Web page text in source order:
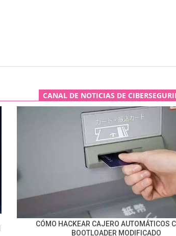
CANAL DE NOTICIAS DE
CÓMO HACKEAR CAJERO AUTOMÁTICOS
BOOTLOADER MODIFICADO